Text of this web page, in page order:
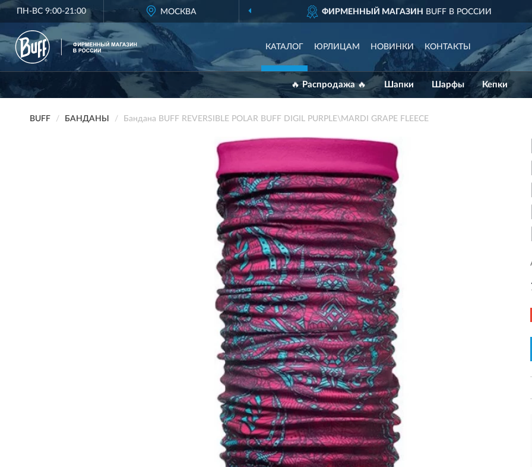
ПН-ВС 9:00-21:00 МОСКВА ФИРМЕННЫЙ МАГАЗИН BUFF В РОССИИ
КАТАЛОГ ЮРЛИЦАМ НОВИНКИ КОНТАКТЫ
🔥 Распродажа 🔥 Шапки Шарфы Кепки
BUFF БАНДАНЫ Бандана BUFF REVERSIBLE POLAR BUFF DIGIL PURPLE\MARDI GRAPE FLEECE